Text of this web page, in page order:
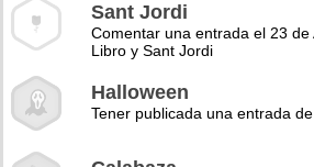
Sant Jordi
Comentar una entrada el 23 de
Libro y Sant Jordi
Halloween
Tener publicada una entrada